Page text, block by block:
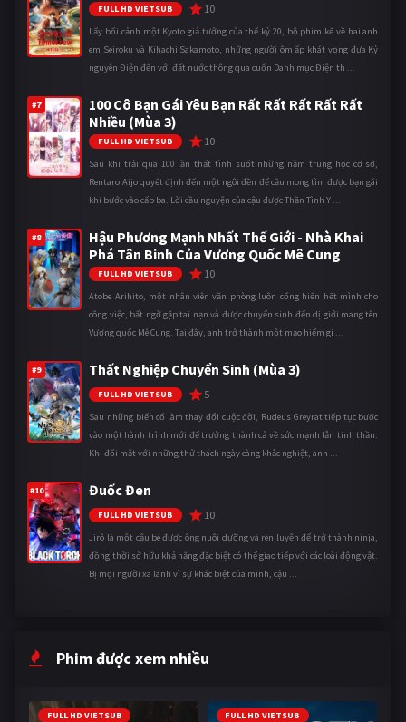
FULL HD VIETSUB 10
Lấy bối cảnh một Kyoto giả tưởng của thế kỷ 20, bộ phim kể về hai anh
em Seiroku và Kihachi Sakamoto, những người ôm ấp khát vọng đưa Kỷ
nguyên Điện đến với đất nước thông qua cuốn Danh mục Điện th ...
#7
100 Cô Bạn Gái Yêu Bạn Rất Rất Rất Rất Rất
Nhiều (Mùa 3)
FULL HD VIETSUB 10
Sau khi trải qua 100 lần thất tình suốt những năm trung học cơ sở,
Rentaro Aijo quyết định đến một ngôi đền để cầu mong tìm được bạn gái
khi bước vào cấp ba. Lời cầu nguyện của cậu được Thần Tình Y ...
#8
Hậu Phương Mạnh Nhất Thế Giới - Nhà Khai
Phá Tân Binh Của Vương Quốc Mê Cung
FULL HD VIETSUB 10
Atobe Arihito, một nhân viên văn phòng luôn cống hiến hết mình cho
công việc, bất ngờ gặp tai nạn và được chuyển sinh đến dị giới mang tên
Vương quốc Mê Cung. Tại đây, anh trở thành một mạo hiểm gi ...
#9 Thất Nghiệp Chuyển Sinh (Mùa 3)
FULL HD VIETSUB 5
Sau những biến cố làm thay đổi cuộc đời, Rudeus Greyrat tiếp tục bước
vào một hành trình mới để trưởng thành cả về sức mạnh lẫn tinh thần.
Khi đối mặt với những thử thách ngày càng khắc nghiệt, anh ...
#10 Đuốc Đen
FULL HD VIETSUB 10
Jirô là một cậu bé được ông nuôi dưỡng và rèn luyện để trở thành ninja,
đồng thời sở hữu khả năng đặc biệt có thể giao tiếp với các loài động vật.
Bị mọi người xa lánh vì sự khác biệt của mình, cậu ...
Phim được xem nhiều
FULL HD VIETSUB FULL HD VIETSUB